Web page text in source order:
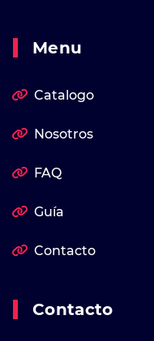
Menu
Catalogo
Nosotros
FAQ
Guía
Contacto
Contacto